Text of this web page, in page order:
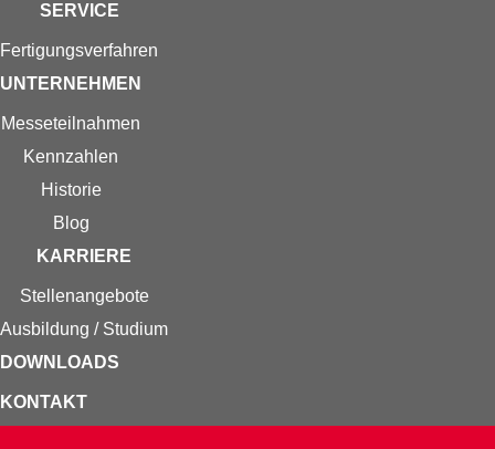
SERVICE
Fertigungs­verfahren
UNTERNEHMEN
Messe­teilnahmen
Kennzahlen
Historie
Blog
KARRIERE
Stellenangebote
Ausbildung / Studium
DOWNLOADS
KONTAKT